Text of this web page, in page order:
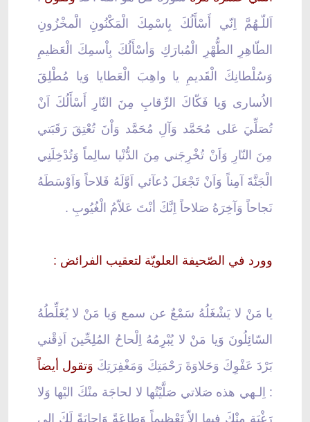
اَللّـهُمَّ اِنّي أَسْأَلُكَ بِاسْمِكَ الْمَكْنُونِ الَْمخْزُونِ
الطّاهِرِ الطُّهْرِ الْمُبارَكِ وَأسْأَلُكَ بِاْسمِكَ الْعَظيمِ
وَسُلْطانِكَ الْقَديمِ يا واهِبَ الْعَطايا وَيا مُطْلِقَ
الاُسارى وَيا فَكّاكَ الرِّقابِ مِنَ النّارِ أَسْأَلُكَ اَنْ
تُصَلِّيَ عَلى مُحَمَّد وَآلِ مُحَمَّد وَاْنَ تُعْتِقَ رَقَبَتي
مِنَ النّارِ وَاَنْ تُخْرِجَني مِنَ الدُّنْيا سالِماً وَتُدْخِلَنِي
الْجَنَّةَ آمِناً وَاَنْ تَجْعَلَ دُعآئي اَوَّلَهُ فَلاحاً وَاَوْسَطَهُ
نَجاحاً وَآخِرَهُ صَلاحاً اِنَّكََ أنْتَ عَلاّمُ الْغُيُوبِ .
وورد في الصّحيفة العلويّة لتعقيب الفرائض :
يا مَنْ لا يَشْغَلُهُ سَمْعٌ عن سمع وَيا مَنْ لا يُغَلِّطُهُ
السّائِلُونَ وَيا مَنْ لا يُبْرِمُهُ اِلْحاحُ المُلِحِّينَ اَذِقْني
بَرْدَ عَفْوِكَ وَحَلاوَةَ رَحْمَتِكَ وَمَغْفِرَتِكَ وَتقول أيضاً
: اِلـهي هذه صَلاتي صَلَّيْتُها لا لحاجَة منْكَ اليْها وَلا
رَغْبَة مِنْكَ فيها اِلاّ تَعْظيماً وَطاعَةً وَاِجابَةً لَكَ اِلى